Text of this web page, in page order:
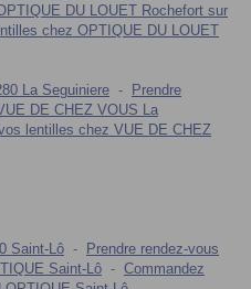
DU LOUET Rochefort sur
chez OPTIQUE DU LOUET
La Seguiniere -
Prendre
DE CHEZ VOUS La
lentilles chez VUE DE CHEZ
Saint-Lô -
Prendre rendez-vous
Saint-Lô - Commandez